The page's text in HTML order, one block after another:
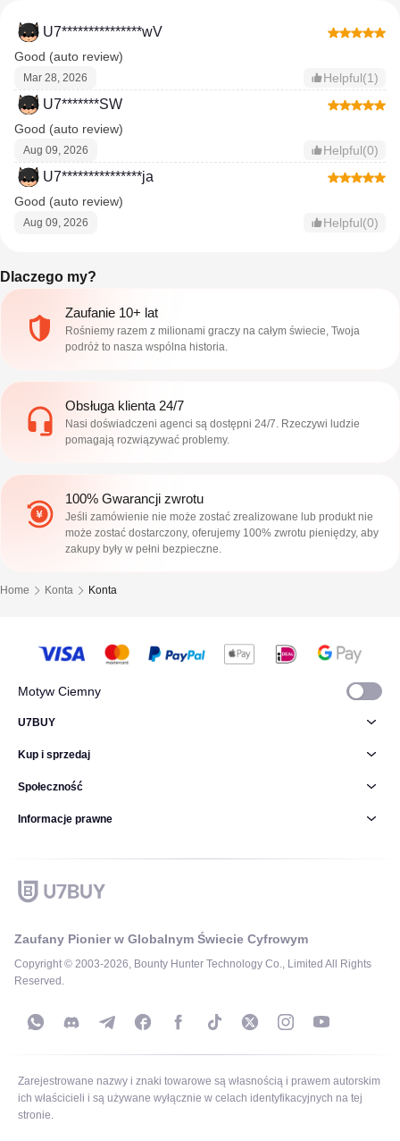
U7***************wV
Good (auto review)
Mar 28, 2026 Helpful(1)
U7*******SW
Good (auto review)
Aug 09, 2026 Helpful(0)
U7***************ja
Good (auto review)
Aug 09, 2026 Helpful(0)
Dlaczego my?
Zaufanie 10+ lat
Rośniemy razem z milionami graczy na całym świecie, Twoja
podróż to nasza wspólna historia.
Obsługa klienta 24/7
Nasi doświadczeni agenci są dostępni 24/7. Rzeczywi ludzie
pomagają rozwiązywać problemy.
100% Gwarancji zwrotu
Jeśli zamówienie nie może zostać zrealizowane lub produkt nie
może zostać dostarczony, oferujemy 100% zwrotu pieniędzy, aby
zakupy były w pełni bezpieczne.
Home Konta Konta
Motyw Ciemny
Zaufany Pionier w Globalnym Świecie Cyfrowym
Copyright © 2003-2026, Bounty Hunter Technology Co., Limited All Rights
Reserved.
U7BUY
Kup i sprzedaj
Społeczność
Informacje prawne
Zarejestrowane nazwy i znaki towarowe są własnością i prawem autorskim
ich właścicieli i są używane wyłącznie w celach identyfikacyjnych na tej
stronie.